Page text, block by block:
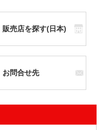
販売店を探す(日本)
お問合せ先